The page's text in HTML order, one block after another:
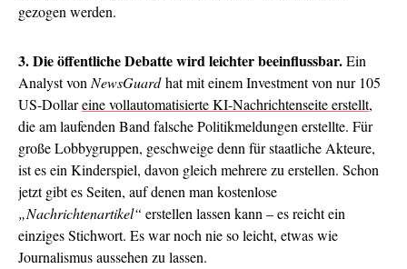
gezogen werden.
3. Die öffentliche Debatte wird leichter beeinflussbar.Ein
Analyst von NewsGuardhat mit einem Investment von nur 105
US-Dollareine vollautomatisierte KI-Nachrichtenseite erstellt,
die am laufenden Band falsche Politikmeldungen erstellte. Für
große Lobbygruppen, geschweige denn für staatliche Akteure,
ist es ein Kinderspiel, davon gleich mehrere zu erstellen. Schon
jetzt gibt es Seiten, auf denen man kostenlose
„Nachrichtenartikel“ erstellen lassen kann – es reicht ein
einziges Stichwort. Es war noch nie so leicht, etwas wie
Journalismus aussehen zu lassen.